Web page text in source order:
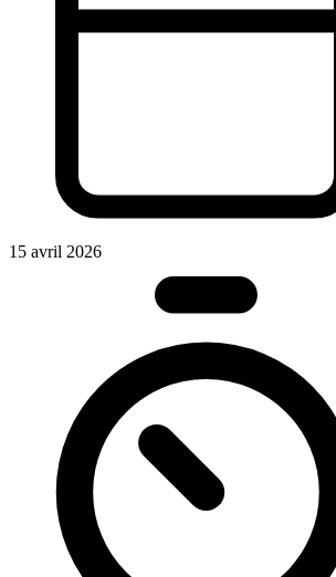
15 avril 2026